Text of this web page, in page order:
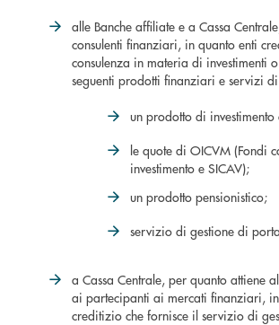
alle Banche affiliate e a Cassa
consulenti finanziari, in quanto enti
consulenza in materia di investimenti
seguenti prodotti finanziari e servizi di
un prodotto di investimento
le quote di OICVM (Fondi
investimento e SICAV);
un prodotto pensionistico;
servizio di gestione di
a Cassa Centrale, per quanto attiene
ai partecipanti ai mercati finanziari,
creditizio che fornisce il servizio di